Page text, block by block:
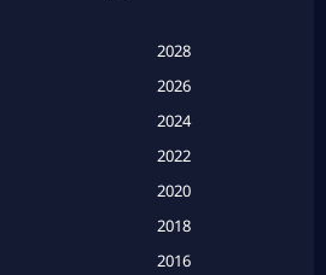
Story สร้างจากเรื่องจริง(2)
Story เรื่องจริง (16)
2028
2026
2024
2022
2020
2018
2016